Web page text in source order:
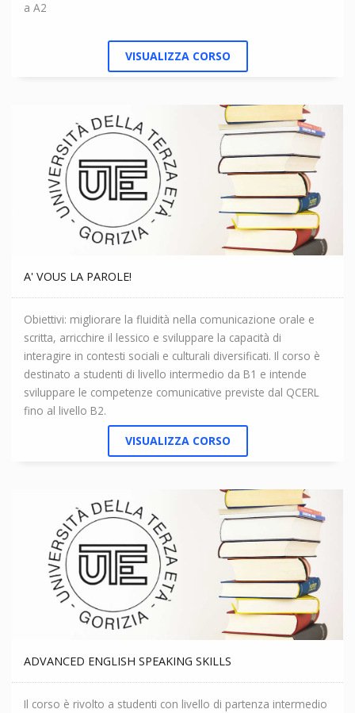
guardare in faccia il passato e il futuro per poter completare
a A2
VISUALIZZA CORSO
A' VOUS LA PAROLE!
Obiettivi: migliorare la fluidità nella comunicazione orale e
scritta, arricchire il lessico e sviluppare la capacità di
interagire in contesti sociali e culturali diversificati. Il corso è
destinato a studenti di livello intermedio da B1 e intende
sviluppare le competenze comunicative previste dal QCERL
fino al livello B2.
VISUALIZZA CORSO
ADVANCED ENGLISH SPEAKING SKILLS
Il corso è rivolto a studenti con livello di partenza intermedio